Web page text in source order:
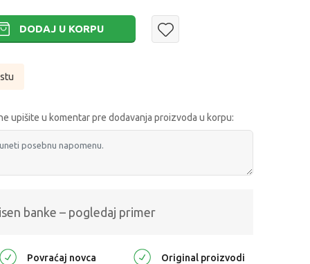
DODAJ U KORPU
upišite u komentar pre dodavanja proizvoda u korpu:
banke – pogledaj primer
Povraćaj novca Original proizvodi